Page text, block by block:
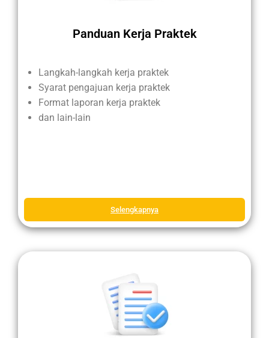
Panduan Kerja Praktek
Langkah-langkah kerja praktek
Syarat pengajuan kerja praktek
Format laporan kerja praktek
dan lain-lain
Selengkapnya